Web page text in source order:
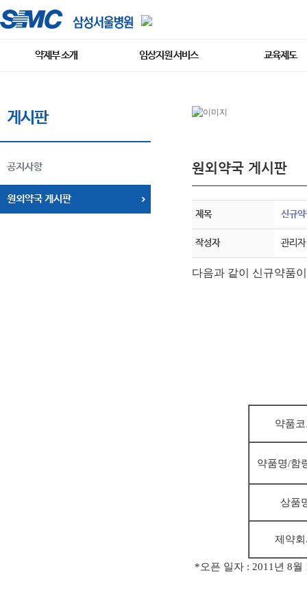
약제부 소개 임상지원 서비스 교육제도
게시판
공지사항
원외약국 게시판
원외약국 게시판
제목 신규
작성자 관리자
다음과 같이 신규약품
약품
약품명/함
상품
제약
*오픈 일자 : 2011 년 8월